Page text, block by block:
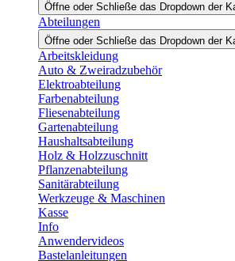
Öffne oder Schließe das Dropdown der
Abteilungen
Öffne oder Schließe das Dropdown der
Arbeitskleidung
Auto & Zweiradzubehör
Elektroabteilung
Farbenabteilung
Fliesenabteilung
Gartenabteilung
Haushaltsabteilung
Holz & Holzzuschnitt
Pflanzenabteilung
Sanitärabteilung
Werkzeuge & Maschinen
Kasse
Info
Anwendervideos
Bastelanleitungen